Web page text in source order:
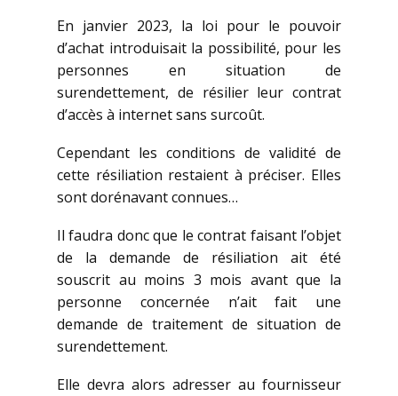
En janvier 2023, la loi pour le pouvoir
d’achat introduisait la possibilité, pour les
personnes en situation de
surendettement, de résilier leur contrat
d’accès à internet sans surcoût.
Cependant les conditions de validité de
cette résiliation restaient à préciser. Elles
sont dorénavant connues…
Il faudra donc que le contrat faisant l’objet
de la demande de résiliation ait été
souscrit au moins 3 mois avant que la
personne concernée n’ait fait une
demande de traitement de situation de
surendettement.
Elle devra alors adresser au fournisseur